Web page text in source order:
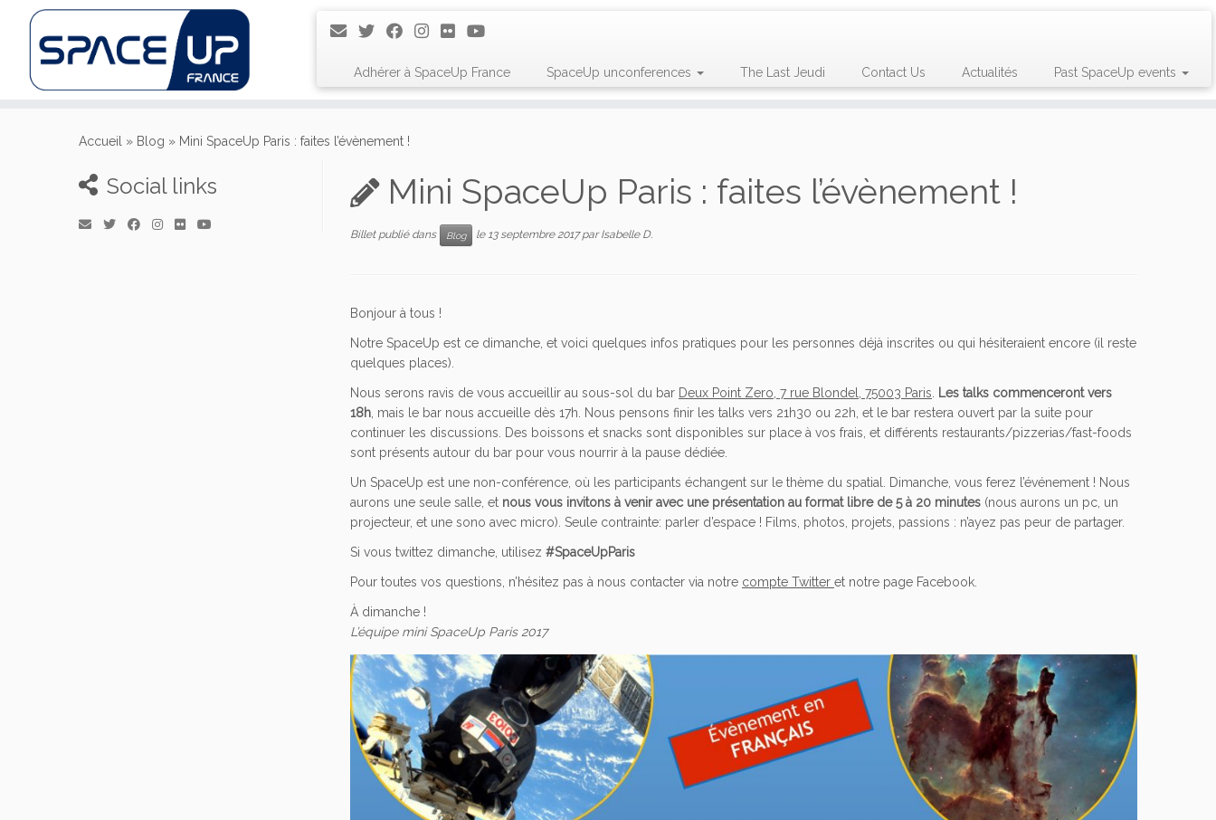
Adhérer à SpaceUp France SpaceUp unconferences The Last Jeudi Contact Us Actualités Past SpaceUp events
Accueil » Blog » Mini SpaceUp Paris : faites l’évènement !
Social links Mini SpaceUp Paris : faites l’évènement !
Billet publié dans Blog le 13 septembre 2017 parIsabelle D.
Bonjour à tous !
Notre SpaceUp est ce dimanche, et voici quelques infos pratiques pour les personnes déjà inscrites ou qui hésiteraient encore (il reste
quelques places).
Nous serons ravis de vous accueillir au sous-sol du bar Deux Point Zero, 7 rue Blondel, 75003 Paris. Les talks commenceront vers
18h, mais le bar nous accueille dès 17h. Nous pensons finir les talks vers 21h30 ou 22h, et le bar restera ouvert par la suite pour
continuer les discussions. Des boissons et snacks sont disponibles sur place à vos frais, et différents restaurants/pizzerias/fast-foods
sont présents autour du bar pour vous nourrir à la pause dédiée.
Un SpaceUp est une non-conférence, où les participants échangent sur le thème du spatial. Dimanche, vous ferez l’événement ! Nous
aurons une seule salle, et nous vous invitons à venir avec une présentation au format libre de 5 à 20 minutes (nous aurons un pc, un
projecteur, et une sono avec micro). Seule contrainte: parler d’espace ! Films, photos, projets, passions : n’ayez pas peur de partager.
Si vous twittez dimanche, utilisez #SpaceUpParis
Pour toutes vos questions, n’hésitez pas à nous contacter via notre compte Twitter et notre page Facebook.
À dimanche !
L’équipe mini SpaceUp Paris 2017